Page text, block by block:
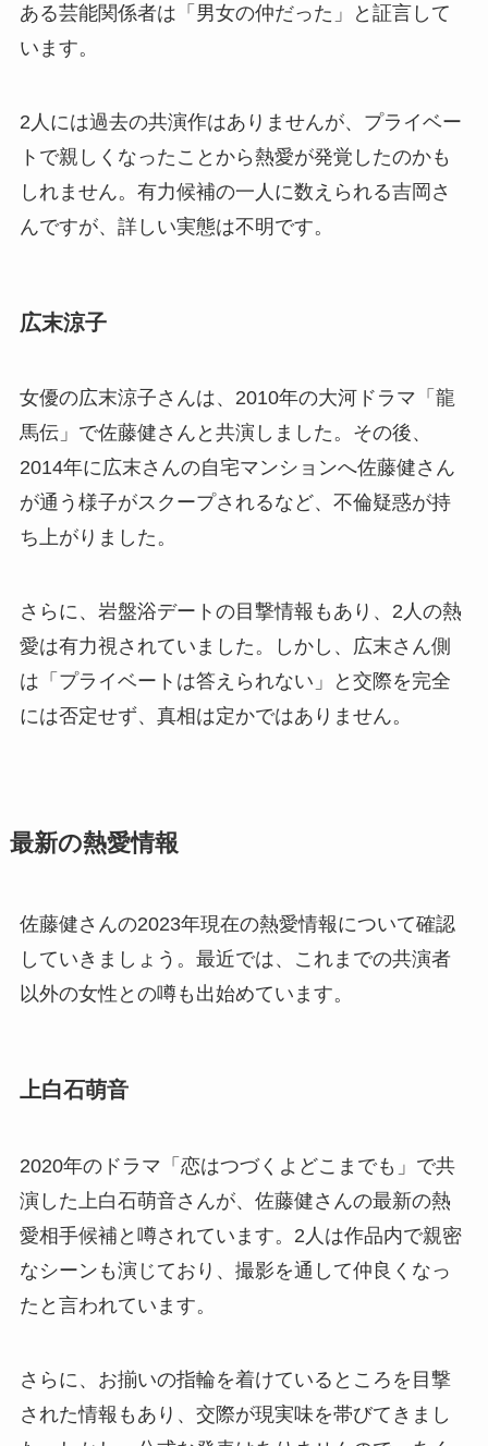
ある芸能関係者は「男女の仲だった」と証言して
います。
2人には過去の共演作はありませんが、プライベー
トで親しくなったことから熱愛が発覚したのかも
しれません。有力候補の一人に数えられる吉岡さ
んですが、詳しい実態は不明です。
広末涼子
女優の広末涼子さんは、2010年の大河ドラマ「龍
馬伝」で佐藤健さんと共演しました。その後、
2014年に広末さんの自宅マンションへ佐藤健さん
が通う様子がスクープされるなど、不倫疑惑が持
ち上がりました。
さらに、岩盤浴デートの目撃情報もあり、2人の熱
愛は有力視されていました。しかし、広末さん側
は「プライベートは答えられない」と交際を完全
には否定せず、真相は定かではありません。
最新の熱愛情報
佐藤健さんの2023年現在の熱愛情報について確認
していきましょう。最近では、これまでの共演者
以外の女性との噂も出始めています。
上白石萌音
2020年のドラマ「恋はつづくよどこまでも」で共
演した上白石萌音さんが、佐藤健さんの最新の熱
愛相手候補と噂されています。2人は作品内で親密
なシーンも演じており、撮影を通して仲良くなっ
たと言われています。
さらに、お揃いの指輪を着けているところを目撃
された情報もあり、交際が現実味を帯びてきまし